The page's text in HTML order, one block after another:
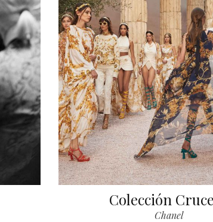
Colección
Chanel